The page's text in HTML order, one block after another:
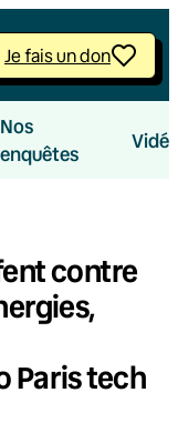
Je fais un don
Nos
enquêtes
contre
Paris tech